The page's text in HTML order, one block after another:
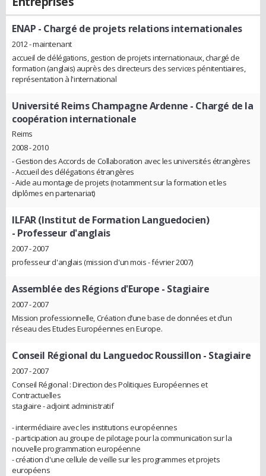
ENAP - Chargé de projets relations internationales
2012 - maintenant
accueil de délégations, gestion de projets internationaux, chargé de
formation (anglais) auprès des directeurs des services pénitentiaires,
représentation à l'international
Université Reims Champagne Ardenne - Chargé de la
coopération internationale
Reims
2008 - 2010
- Gestion des Accords de Collaboration avec les universités étrangères
- Accueil des délégations étrangères
- Aide au montage de projets (notamment sur la formation et les
diplômes en partenariat)
ILFAR (Institut de Formation Languedocien)
- Professeur d'anglais
2007 - 2007
professeur d'anglais (mission d'un mois - février 2007)
Assemblée des Régions d'Europe - Stagiaire
2007 - 2007
Mission professionnelle, Création d’une base de données et d’un
réseau des Etudes Européennes en Europe.
Conseil Régional du Languedoc Roussillon - Stagiaire
2007 - 2007
Conseil Régional : Direction des Politiques Européennes et
Contractuelles
stagiaire - adjoint administratif
- intermédiaire avec les institutions européennes
- participation au groupe de pilotage pour la communication sur la
nouvelle programmation européenne
- création d'une cellule de veille sur les programmes et projets
européens